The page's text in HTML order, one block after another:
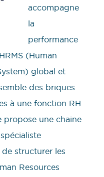
accompagne
la
performance
(Human
global et
des briques
à une fonction RH
propose une chaine
structurer les
Resources